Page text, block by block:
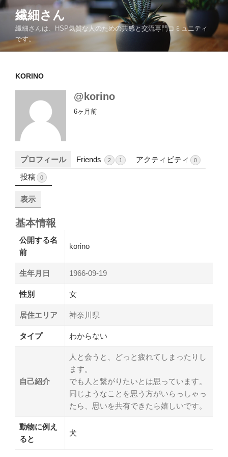
コ
ン
ツ
繊細さん
繊細さんは、HSP気質な人のための共感と交流専門コミュニティ
です。
KORINO
@korino
6ヶ月前
プロフィール Friends 2 1 アクティビティ 0
投稿 0
表示
基本情報
公開する名
前
korino
生年月日 1966-09-19
性別 女
居住エリア 神奈川県
タイプ わからない
自己紹介
人と会うと、どっと疲れてしまったりし
ます。
でも人と繋がりたいとは思っています。
同じようなことを思う方がいらっしゃっ
たら、思いを共有できたら嬉しいです。
動物に例え
ると
犬